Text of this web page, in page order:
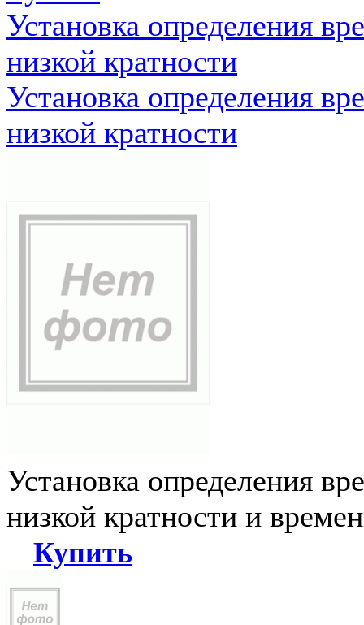
Установка определения
низкой кратности
Установка определения
низкой кратности
Установка определения
низкой кратности и
Купить